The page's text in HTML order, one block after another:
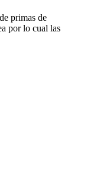
primas de
por lo cual las